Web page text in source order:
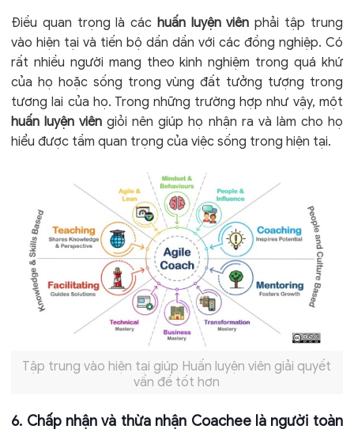
Điều quan trọng là các huấn luyện viên phải tập trung
vào hiện tại và tiến bộ dần dần với các đồng nghiệp. Có
rất nhiều người mang theo kinh nghiệm trong quá khứ
của họ hoặc sống trong vùng đất tưởng tượng trong
tương lai của họ. Trong những trường hợp như vậy, một
huấn luyện viên giỏi nên giúp họ nhận ra và làm cho họ
hiểu được tầm quan trọng của việc sống trong hiện tại.
Tập trung vào hiện tại giúp Huấn luyện viên giải quyết
vấn đề tốt hơn
6. Chấp nhận và thừa nhận Coachee là người toàn